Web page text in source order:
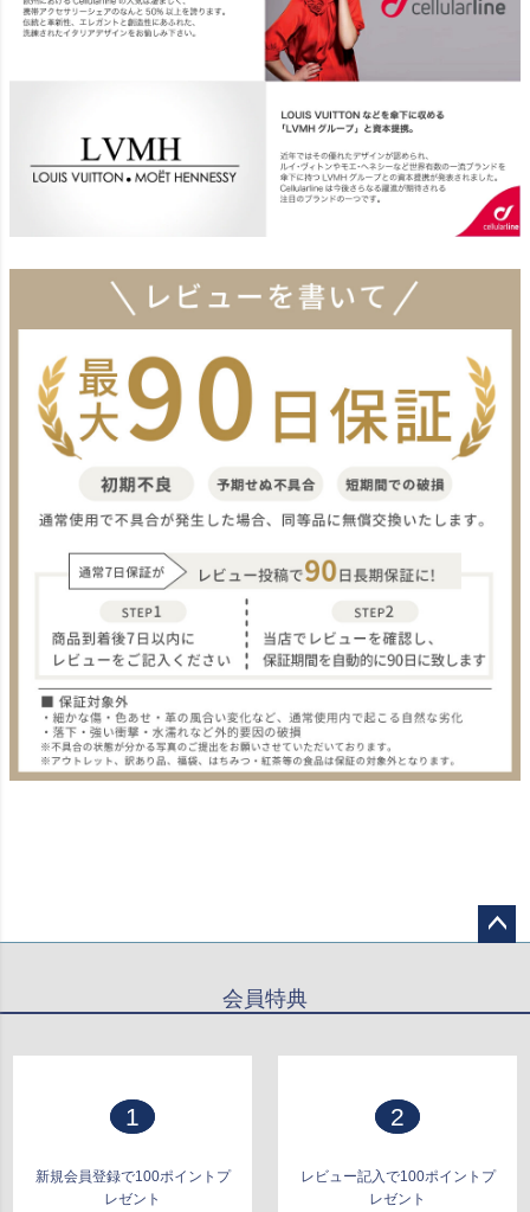
会員特典
1
新規会員登録で100ポイントプ
レゼント
2
レビュー記入で100ポイントプ
レゼント